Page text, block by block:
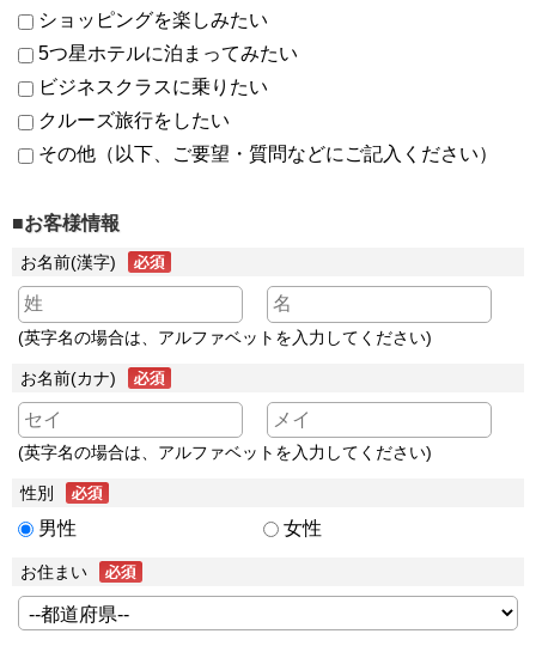
ショッピングを楽しみたい
5つ星ホテルに泊まってみたい
ビジネスクラスに乗りたい
クルーズ旅行をしたい
その他（以下、ご要望・質問などにご記入ください）
■お客様情報
お名前(漢字)
(英字名の場合は、アルファベットを入力してください)
お名前(カナ)
(英字名の場合は、アルファベットを入力してください)
性別
男性 女性
お住まい